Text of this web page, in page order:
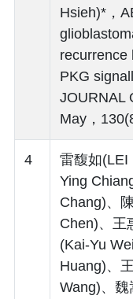
Hsieh)*，
recurrence
PKG
JOURNAL
May，
4
雷馥如(LEI
Ying
Chang)、
Chen)、王
(Kai-Yu
Huang)、
Wang)、魏